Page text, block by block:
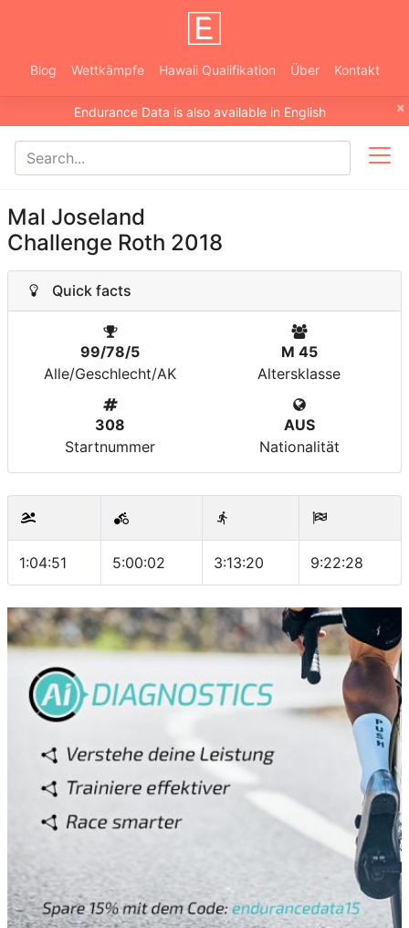
Blog Wettkämpfe Hawaii Qualifikation Über Kontakt
×
Endurance Data is also available in English
Mal Joseland
Challenge Roth 2018
Quick facts
99/78/5
Alle/Geschlecht/AK
M 45
Altersklasse
308
Startnummer
AUS
Nationalität
1:04:51 5:00:02 3:13:20 9:22:28